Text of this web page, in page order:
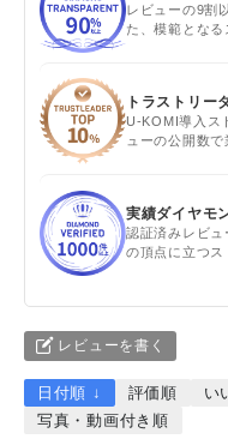
レビューの9割
た、模範となる
トラストリー
U-KOMI導入ス
ューの公開数
実績ダイヤモ
認証済みレビ
の頂点に立つス
レビューを書く
日付順 ↓ 評価順 い
写真・動画付き順